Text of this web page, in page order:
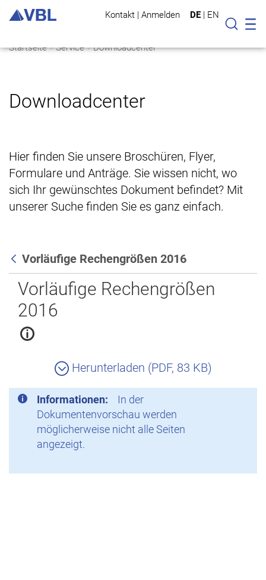
Kontakt | Anmelden DE | EN
Suche
Startseite Service Downloadcenter
Downloadcenter
Hier finden Sie unsere Broschüren, Flyer,
Formulare und Anträge. Sie wissen nicht, wo
sich Ihr gewünschtes Dokument befindet? Mit
unserer Suche finden Sie es ganz einfach.
Zurück
Vorläufige Rechengrößen 2016
Vorläufige Rechengrößen
2016
Herunterladen (PDF, 83 KB)
Informationen:
In der
Dokumentenvorschau werden
möglicherweise nicht alle Seiten
angezeigt.